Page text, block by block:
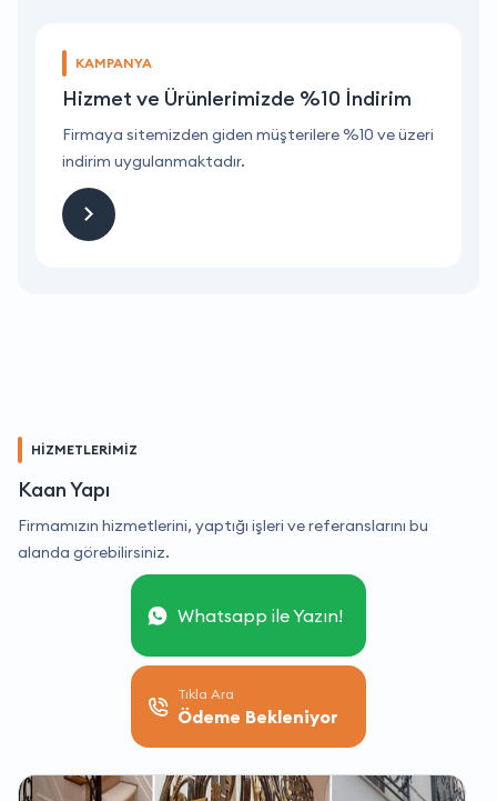
KAMPANYA
Hizmet ve Ürünlerimizde %10 İndirim
Firmaya sitemizden giden müşterilere %10 ve üzeri
indirim uygulanmaktadır.
HİZMETLERİMİZ
Kaan Yapı
Firmamızın hizmetlerini, yaptığı işleri ve referanslarını bu
alanda görebilirsiniz.
Whatsapp ile Yazın!
Tıkla Ara
Ödeme Bekleniyor